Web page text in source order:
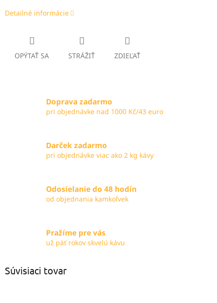
Detailné informácie
OPÝTAŤ SA STRÁŽIŤ ZDIEĽAŤ
Doprava zadarmo
pri objednávke nad 1000 Kč/43 euro
Darček zadarmo
pri objednávke viac ako 2 kg kávy
Odosielanie do 48 hodín
od objednania kamkoľvek
Pražíme pre vás
už päť rokov skvelú kávu
Súvisiaci tovar